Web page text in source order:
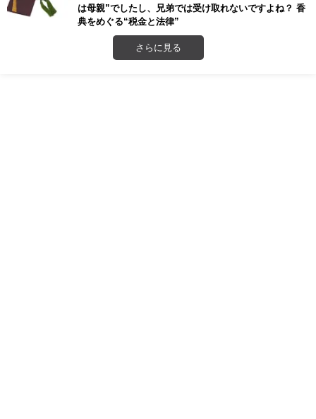
は母親”でしたし、兄弟では受け取れないですよね？ 香
典をめぐる“税金と法律”
さらに見る